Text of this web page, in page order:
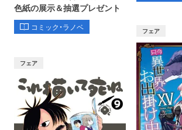
色紙の展示＆抽選プレゼント
コミック・ラノベ
フェア
フェア